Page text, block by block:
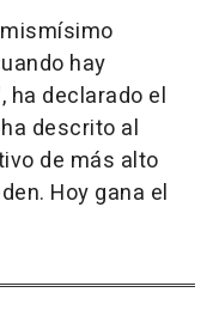
hay
ha declarado el
descrito al
de más alto
Hoy gana el